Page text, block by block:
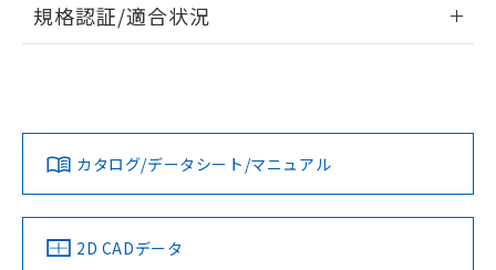
タイムチャート
ログイン/会員登録
ダウンロードデータをご利用いただく前に、以下を必ずお読
みください。
ソフトウェアの使用条件
EU RoHS 注意事項・凡例
対応済み
中国 RoHS 注意事項・凡例
規格認証/適合状況
LR型式承認
（イギリス
船舶規格）
DNV型式承認
（ノルウェー
BV型式承認
（フランス
KR型式
（韓国
カタログ/データシート/マニュアル
2D CADデータ